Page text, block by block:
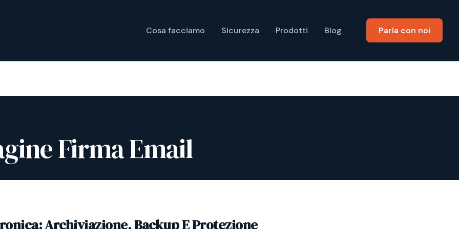
Cosa facciamo Sicurezza Prodotti Blog Parla con noi
Firma Email
Archiviazione, Backup E Protezione